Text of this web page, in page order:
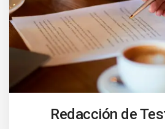
Redacción de